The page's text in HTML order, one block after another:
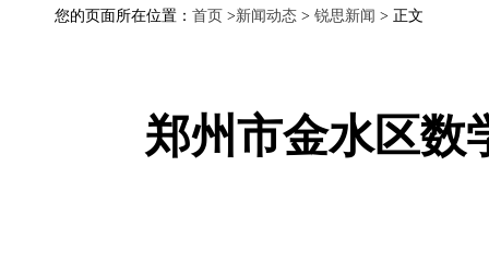
您的页面所在位置： 首页 >新闻动态 > 锐思新闻 > 正文
郑州市金水区数